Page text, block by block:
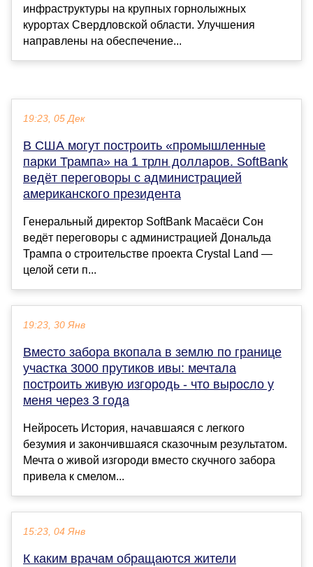
инфраструктуры на крупных горнолыжных
курортах Свердловской области. Улучшения
направлены на обеспечение...
19:23, 05 Дек
В США могут построить «промышленные
парки Трампа» на 1 трлн долларов. SoftBank
ведёт переговоры с администрацией
американского президента
Генеральный директор SoftBank Масаёси Сон
ведёт переговоры с администрацией Дональда
Трампа о строительстве проекта Crystal Land —
целой сети п...
19:23, 30 Янв
Вместо забора вкопала в землю по границе
участка 3000 прутиков ивы: мечтала
построить живую изгородь - что выросло у
меня через 3 года
Нейросеть История, начавшаяся с легкого
безумия и закончившаяся сказочным результатом.
Мечта о живой изгороди вместо скучного забора
привела к смелом...
15:23, 04 Янв
К каким врачам обращаются жители